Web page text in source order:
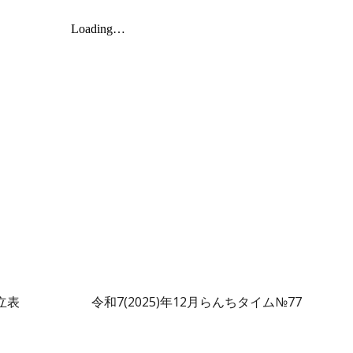
表 令和7(2025)年12月らんちタイム№77